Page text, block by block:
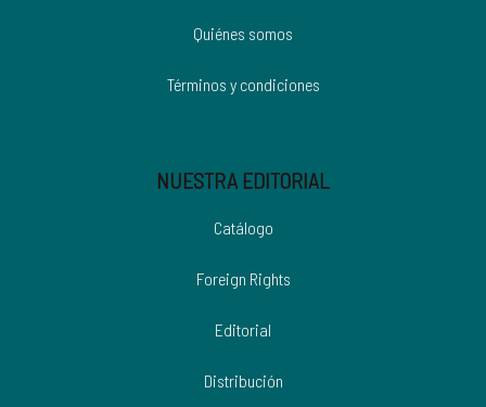
Quiénes somos
Términos y condiciones
NUESTRA EDITORIAL
Catálogo
Foreign Rights
Editorial
Distribución